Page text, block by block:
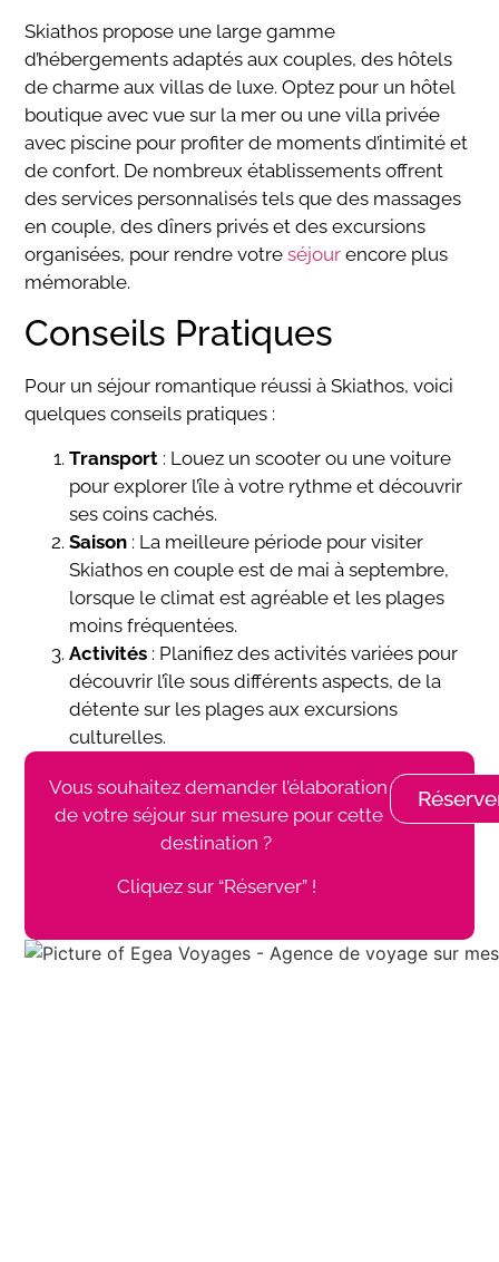
Skiathos propose une large gamme
d’hébergements adaptés aux couples, des hôtels
de charme aux villas de luxe. Optez pour un hôtel
boutique avec vue sur la mer ou une villa privée
avec piscine pour profiter de moments d’intimité et
de confort. De nombreux établissements offrent
des services personnalisés tels que des massages
en couple, des dîners privés et des excursions
organisées, pour rendre votreséjour encore plus
mémorable.
Conseils Pratiques
Pour un séjour romantique réussi à Skiathos, voici
quelques conseils pratiques :
Transport : Louez un scooter ou une voiture
pour explorer l’île à votre rythme et découvrir
ses coins cachés.
Saison : La meilleure période pour visiter
Skiathos en couple est de mai à septembre,
lorsque le climat est agréable et les plages
moins fréquentées.
Activités : Planifiez des activités variées pour
découvrir l’île sous différents aspects, de la
détente sur les plages aux excursions
culturelles.
Vous souhaitez demander l’élaboration
de votre séjour sur mesure pour cette
destination ?
Cliquez sur “Réserver” !